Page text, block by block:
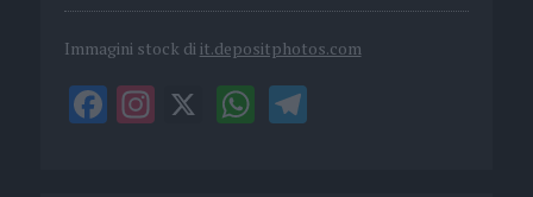
Immagini stock di it.depositphotos.com